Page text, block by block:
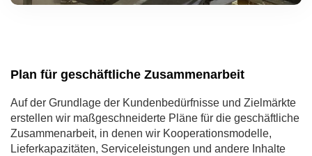
Plan für geschäftliche Zusammenarbeit
Auf der Grundlage der Kundenbedürfnisse und Zielmärkte
erstellen wir maßgeschneiderte Pläne für die geschäftliche
Zusammenarbeit, in denen wir Kooperationsmodelle,
Lieferkapazitäten, Serviceleistungen und andere Inhalte